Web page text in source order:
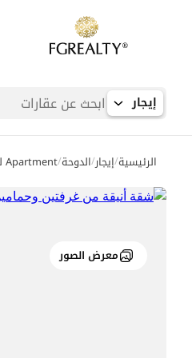
إيجار
معرض الصور
الرئيسية/إيجار/الدوحة/Apartment للإيجار في المطار القديم